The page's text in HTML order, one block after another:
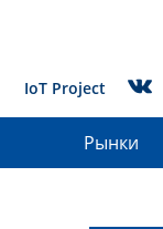
IoT Project
Рынки